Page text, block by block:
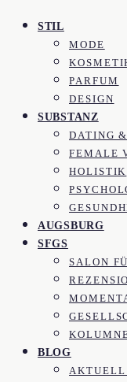
STIL
MODE
PARFUM
DESIGN
SUBSTANZ
DATING
FEMALE
HOLISTIK
AUGSBURG
SFGS
SALON
BLOG